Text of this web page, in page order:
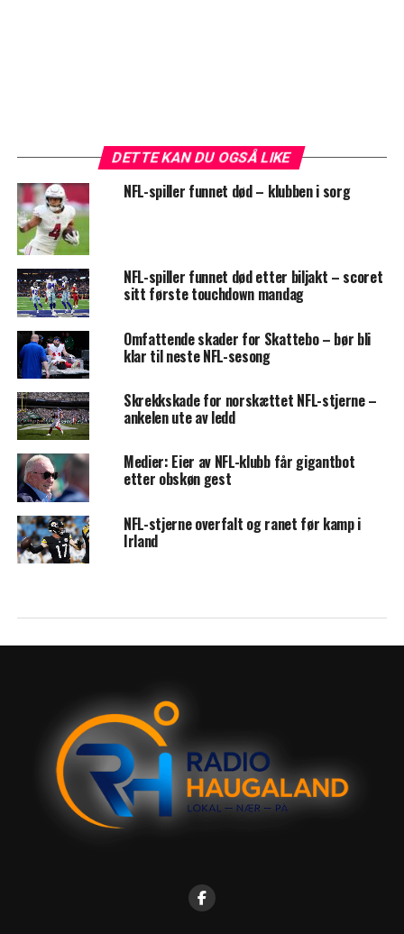
DETTE KAN DU OGSÅ LIKE
NFL-spiller funnet død – klubben i sorg
NFL-spiller funnet død etter biljakt – scoret
sitt første touchdown mandag
Omfattende skader for Skattebo – bør bli
klar til neste NFL-sesong
Skrekkskade for norskættet NFL-stjerne –
ankelen ute av ledd
Medier: Eier av NFL-klubb får gigantbot
etter obskøn gest
NFL-stjerne overfalt og ranet før kamp i
Irland